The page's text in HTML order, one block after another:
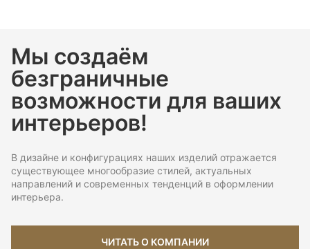
Мы создаём
безграничные
возможности для ваших
интерьеров!
В дизайне и конфигурациях наших изделий отражается
существующее многообразие стилей, актуальных
направлений и современных тенденций в оформлении
интерьера.
ЧИТАТЬ О КОМПАНИИ